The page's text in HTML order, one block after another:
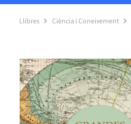
Llibres Ciència i Coneixement